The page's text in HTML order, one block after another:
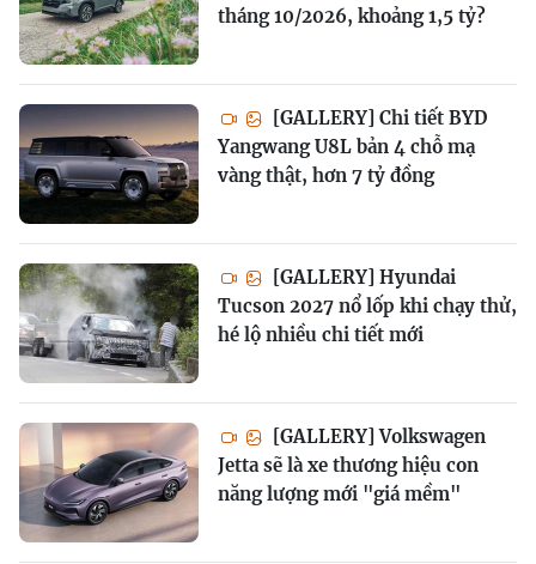
tháng 10/2026, khoảng 1,5 tỷ?
[GALLERY] Chi tiết BYD
Yangwang U8L bản 4 chỗ mạ
vàng thật, hơn 7 tỷ đồng
[GALLERY] Hyundai
Tucson 2027 nổ lốp khi chạy thử,
hé lộ nhiều chi tiết mới
[GALLERY] Volkswagen
Jetta sẽ là xe thương hiệu con
năng lượng mới "giá mềm"